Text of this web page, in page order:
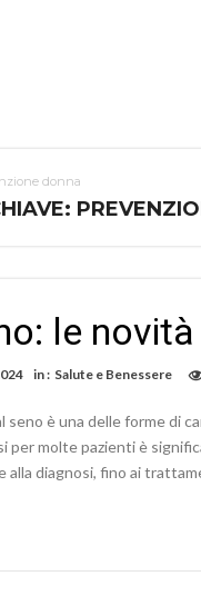
donna
le
in : Salute e Benessere
seno è una delle forme di
per molte pazienti è
alla diagnosi, fino ai